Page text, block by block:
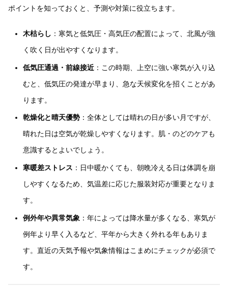
ポイントを知っておくと、予測や対策に役立ちます。
木枯らし ：寒気と低気圧・高気圧の配置によって、北風が強
く吹く日が出やすくなります。
低気圧通過・前線接近：この時期、上空に強い寒気が入り込
むと、低気圧の発達が早まり、急な天候変化を招くことがあ
ります。
乾燥化と晴天優勢：全体としては晴れの日が多い月ですが、
晴れた日は空気が乾燥しやすくなります。肌・のどのケアも
意識するとよいでしょう。
寒暖差ストレス ：日中暖かくても、朝晩冷える日は体調を崩
しやすくなるため、気温差に応じた服装対応が重要となりま
す。
例外年や異常気象 ：年によっては降水量が多くなる、寒気が
例年より早く入るなど、平年から大きく外れる年もありま
す。直近の天気予報や気象情報はこまめにチェックが必須で
す。